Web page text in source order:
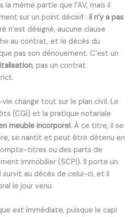
la même partie que l’AV, mais il
sur un point décisif :il n’y a pas
n’est désigné, aucune clause
au contrat, et le décès du
pas son dénouement. C’est un
, pas un contrat
change tout sur le plan civil. Le
(CGI) et la pratique notariale
meuble incorporel. À ce titre, il se
se nantit et peut être détenu en
titres ou des parts de
immobilier (SCPI). Il porte un
survit au décès de celui-ci, et il
le jour venu.
est immédiate, puisque le capi